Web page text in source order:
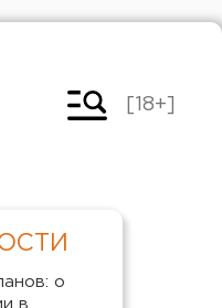
[18+]
о
в